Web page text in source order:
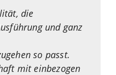
die
und ganz
so passt.
mit einbezogen